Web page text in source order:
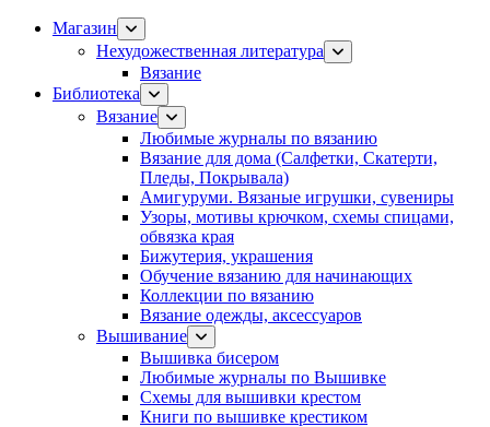
Магазин
Нехудожественная литература
Вязание
Библиотека
Вязание
Любимые журналы по вязанию
Вязание для дома (Салфетки, Скатерти,
Пледы, Покрывала)
Амигуруми. Вязаные игрушки, сувениры
Узоры, мотивы крючком, схемы спицами,
обвязка края
Бижутерия, украшения
Обучение вязанию для начинающих
Коллекции по вязанию
Вязание одежды, аксессуаров
Вышивание
Вышивка бисером
Любимые журналы по Вышивке
Схемы для вышивки крестом
Книги по вышивке крестиком